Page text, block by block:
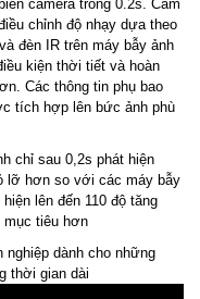
camera trong 0.2s. Cảm
chỉnh độ nhạy dựa theo
đèn IR trên máy bẫy ảnh
kiện thời tiết và hoàn
Các thông tin phụ bao
tích hợp lên bức ảnh phù
chỉ sau 0,2s phát hiện
lỡ hơn so với các máy bẫy
lên đến 110 độ tăng
mục tiêu hơn
nghiệp dành cho những
thời gian dài